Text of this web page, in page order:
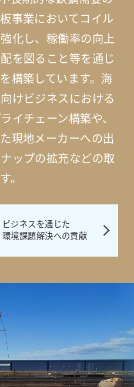
事業においてコイル
化し、稼働率の向上
を図ること等を通じ
構築しています。海
けビジネスにおける
イチェーン構築や、
現地メーカーへの出
ップの拡充などの取
。
ビジネスを通じた
環境課題解決への貢献